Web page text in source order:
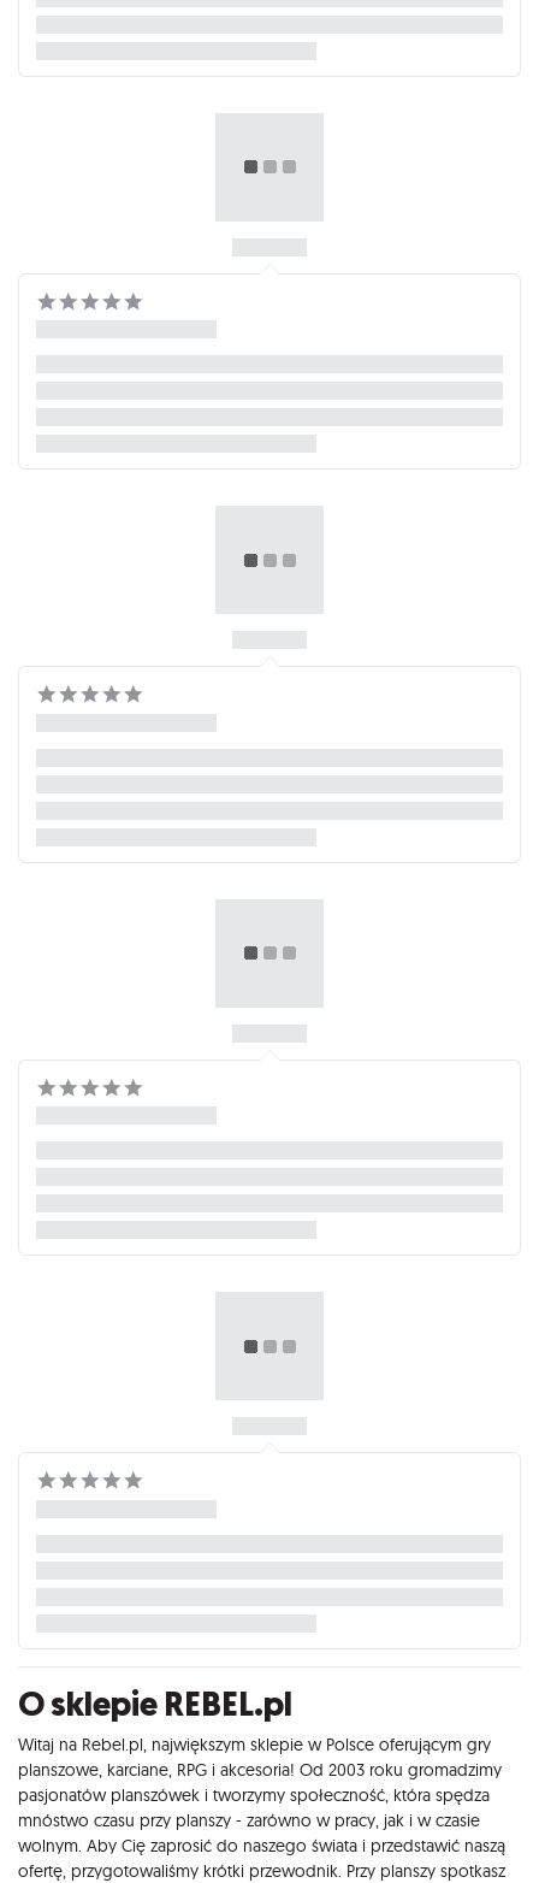
O sklepie REBEL.pl
Witaj na Rebel.pl, największym sklepie w Polsce oferującym gry
planszowe, karciane, RPG i akcesoria! Od 2003 roku gromadzimy
pasjonatów planszówek i tworzymy społeczność, która spędza
mnóstwo czasu przy planszy - zarówno w pracy, jak i w czasie
wolnym. Aby Cię zaprosić do naszego świata i przedstawić naszą
ofertę, przygotowaliśmy krótki przewodnik. Przy planszy spotkasz